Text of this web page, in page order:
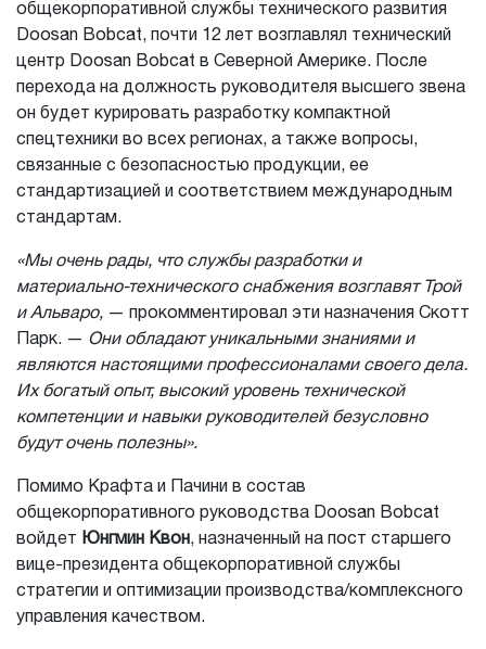
общекорпоративной службы технического развития
Doosan Bobcat, почти 12 лет возглавлял технический
центр Doosan Bobcat в Северной Америке. После
перехода на должность руководителя высшего звена
он будет курировать разработку компактной
спецтехники во всех регионах, а также вопросы,
связанные с безопасностью продукции, ее
стандартизацией и соответствием международным
стандартам.
«Мы очень рады, что службы разработки и
материально-технического снабжения возглавят Трой
и Альваро, — прокомментировал эти назначения Скотт
Парк. — Они обладают уникальными знаниями и
являются настоящими профессионалами своего дела.
Их богатый опыт, высокий уровень технической
компетенции и навыки руководителей безусловно
будут очень полезны».
Помимо Крафта и Пачини в состав
общекорпоративного руководства Doosan Bobcat
войдет Юнгмин Квон, назначенный на пост старшего
вице-президента общекорпоративной службы
стратегии и оптимизации производства/комплексного
управления качеством.